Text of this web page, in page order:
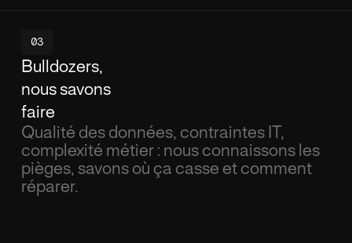
03
Bulldozers,
nous savons
faire
Qualité des données, contraintes IT,
complexité métier : nous connaissons les
pièges, savons où ça casse et comment
réparer.